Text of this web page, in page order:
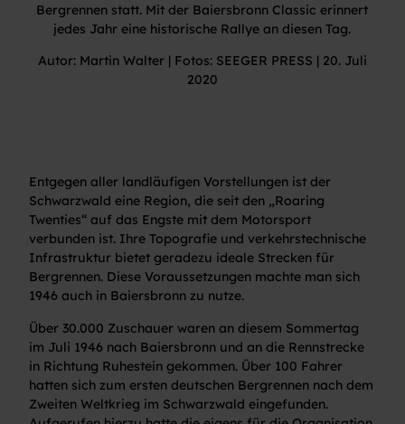
Bergrennen statt. Mit der Baiersbronn Classic erinnert
jedes Jahr eine historische Rallye an diesen Tag.
Autor: Martin Walter | Fotos: SEEGER PRESS | 20. Juli
2020
Entgegen aller landläufigen Vorstellungen ist der
Schwarzwald eine Region, die seit den „Roaring
Twenties“ auf das Engste mit dem Motorsport
verbunden ist. Ihre Topografie und verkehrstechnische
Infrastruktur bietet geradezu ideale Strecken für
Bergrennen. Diese Voraussetzungen machte man sich
1946 auch in Baiersbronn zu nutze.
Über 30.000 Zuschauer waren an diesem Sommertag
im Juli 1946 nach Baiersbronn und an die Rennstrecke
in Richtung Ruhestein gekommen. Über 100 Fahrer
hatten sich zum ersten deutschen Bergrennen nach dem
Zweiten Weltkrieg im Schwarzwald eingefunden.